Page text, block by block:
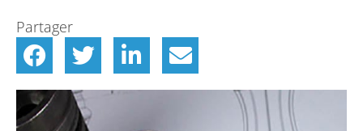
Partager